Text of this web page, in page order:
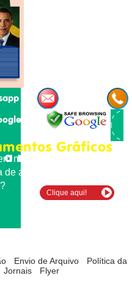
a nós Contatos
Gráficos
material para imprimir e
de agilidade e qualidade
Clique aqui!
Envio de Arquivo
Política da
Jornais Flyer